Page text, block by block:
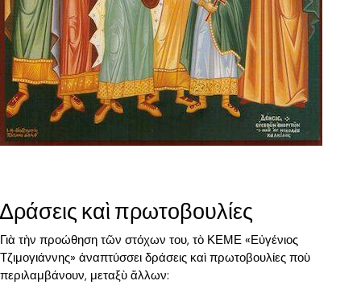
Δράσεις καὶ πρωτοβουλίες
Γιὰ τὴν προώθηση τῶν στόχων του, τὸ ΚΕΜΕ «Εὐγένιος
Τζιμογιάννης» ἀναπτύσσει δράσεις καὶ πρωτοβουλίες ποὺ
περιλαμβάνουν, μεταξὺ ἄλλων: